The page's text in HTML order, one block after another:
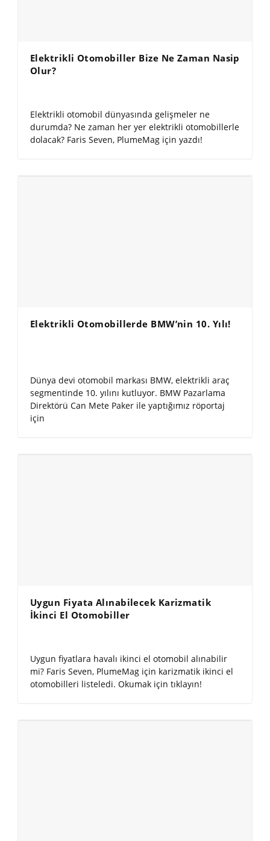
Elektrikli Otomobiller Bize Ne Zaman Nasip
Olur?
Elektrikli otomobil dünyasında gelişmeler ne
durumda? Ne zaman her yer elektrikli otomobillerle
dolacak? Faris Seven, PlumeMag için yazdı!
Elektrikli Otomobillerde BMW’nin 10. Yılı!
Dünya devi otomobil markası BMW, elektrikli araç
segmentinde 10. yılını kutluyor. BMW Pazarlama
Direktörü Can Mete Paker ile yaptığımız röportaj
için
Uygun Fiyata Alınabilecek Karizmatik
İkinci El Otomobiller
Uygun fiyatlara havalı ikinci el otomobil alınabilir
mi? Faris Seven, PlumeMag için karizmatik ikinci el
otomobilleri listeledi. Okumak için tıklayın!